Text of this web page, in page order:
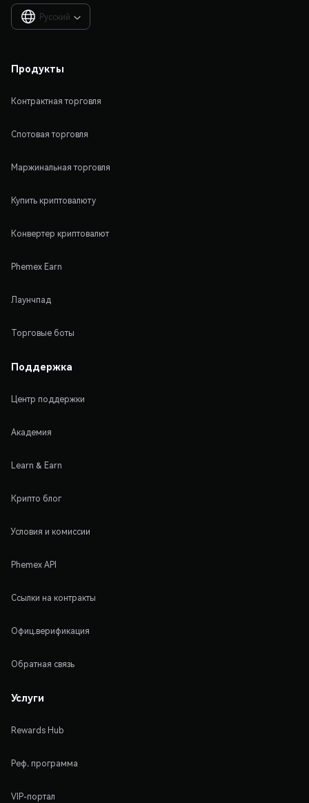
Русский 
Продукты
Контрактная торговля
Спотовая торговля
Маржинальная торговля
Купить криптовалюту
Конвертер криптовалют
Phemex Earn
Лаунчпад
Торговые боты
Поддержка
Центр поддержки
Академия
Learn & Earn
Крипто блог
Условия и комиссии
Phemex API
Ссылки на контракты
Офиц.верификация
Обратная связь
Услуги
Rewards Hub
Реф. программа
VIP-портал